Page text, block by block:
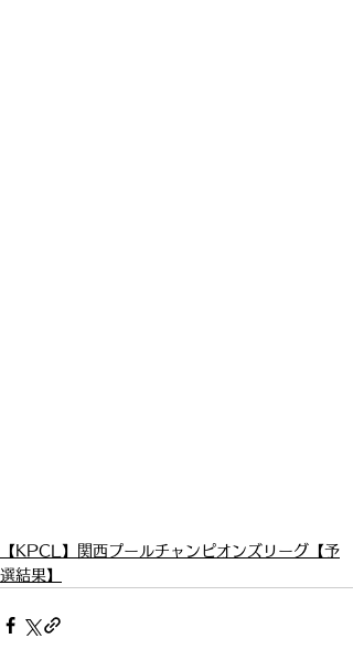
【KPCL】関西プールチャンピオンズリーグ【予
選結果】